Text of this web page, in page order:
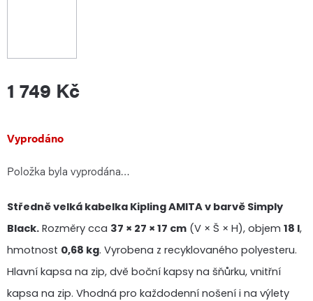
1 749 Kč
Měrná
cena:
Vyprodáno
Položka byla vyprodána…
Středně velká kabelka Kipling AMITA v barvě Simply
Black. Rozměry cca 37 × 27 × 17 cm (V × Š × H), objem 18 l,
hmotnost 0,68 kg. Vyrobena z recyklovaného polyesteru.
Hlavní kapsa na zip, dvě boční kapsy na šňůrku, vnitřní
kapsa na zip. Vhodná pro každodenní nošení i na výlety